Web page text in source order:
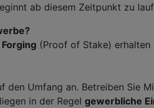
ab diesem Zeitpunkt zu
Forging (Proof of Stake) erhalten
den Umfang an. Betreiben Sie
in der Regel gewerbliche